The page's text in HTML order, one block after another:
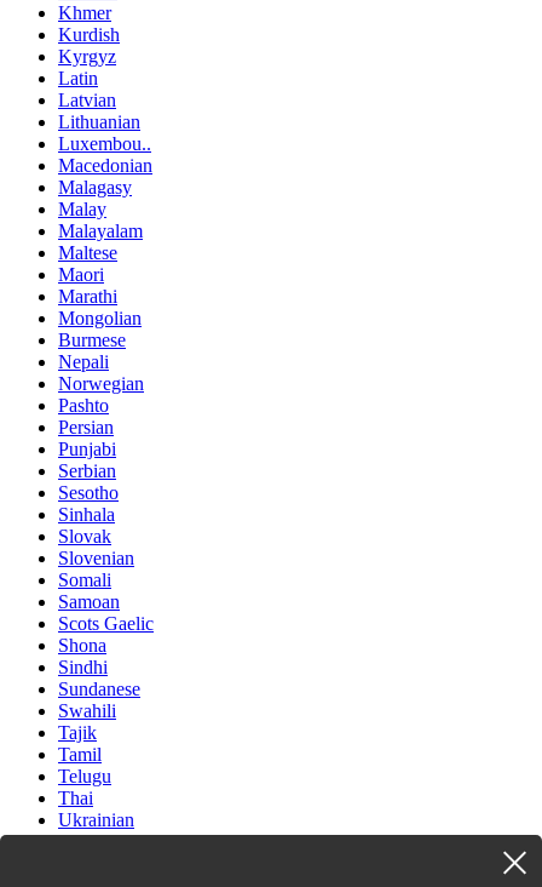
Khmer
Kurdish
Kyrgyz
Latin
Latvian
Lithuanian
Luxembou..
Macedonian
Malagasy
Malay
Malayalam
Maltese
Maori
Marathi
Mongolian
Burmese
Nepali
Norwegian
Pashto
Persian
Punjabi
Serbian
Sesotho
Sinhala
Slovak
Slovenian
Somali
Samoan
Scots Gaelic
Shona
Sindhi
Sundanese
Swahili
Tajik
Tamil
Telugu
Thai
Ukrainian
Urdu